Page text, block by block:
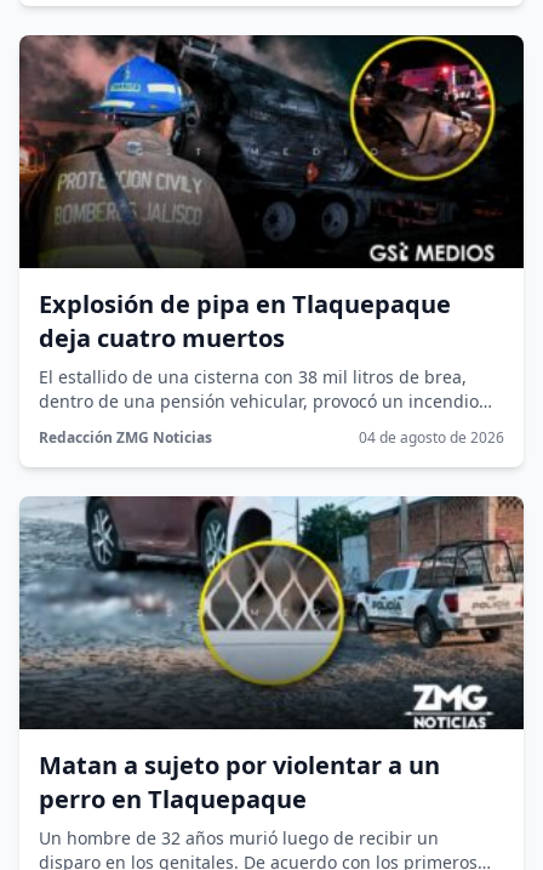
Explosión de pipa en Tlaquepaque
deja cuatro muertos
El estallido de una cisterna con 38 mil litros de brea,
dentro de una pensión vehicular, provocó un incendio
que...
Redacción ZMG Noticias 04 de agosto de 2026
Matan a sujeto por violentar a un
perro en Tlaquepaque
Un hombre de 32 años murió luego de recibir un
disparo en los genitales. De acuerdo con los primeros